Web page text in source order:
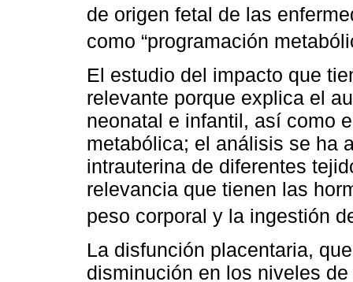
de origen fetal de las
como “programación
El estudio del impacto que
relevante porque explica el
neonatal e infantil, así como
metabólica; el análisis se ha
intrauterina de diferentes
relevancia que tienen las
peso corporal y la ingestión
La disfunción placentaria,
disminución en los niveles